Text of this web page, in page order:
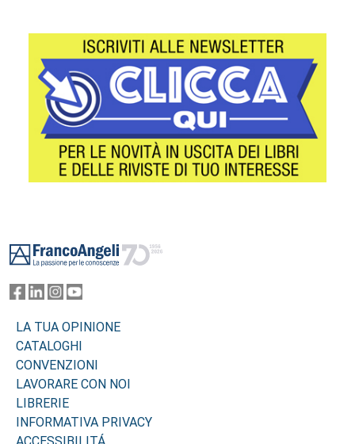
LA TUA OPINIONE
CATALOGHI
CONVENZIONI
LAVORARE CON NOI
LIBRERIE
INFORMATIVA PRIVACY